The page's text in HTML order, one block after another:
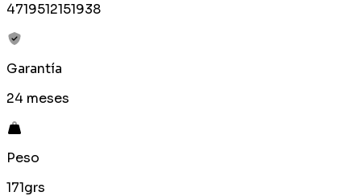
4719512151938
Garantía
24 meses
Peso
171grs